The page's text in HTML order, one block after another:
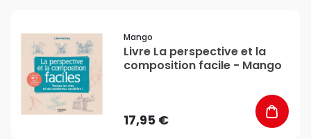
Mango
Livre La perspective et la
composition facile - Mango
17,95 €